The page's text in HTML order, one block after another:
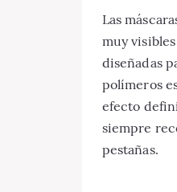
Las
muy
diseñadas
polímeros
efecto
siempre
pestañas.